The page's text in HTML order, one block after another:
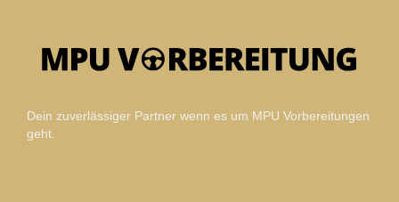
Dein zuverlässiger Partner wenn es um MPU Vorbereitungen
geht.